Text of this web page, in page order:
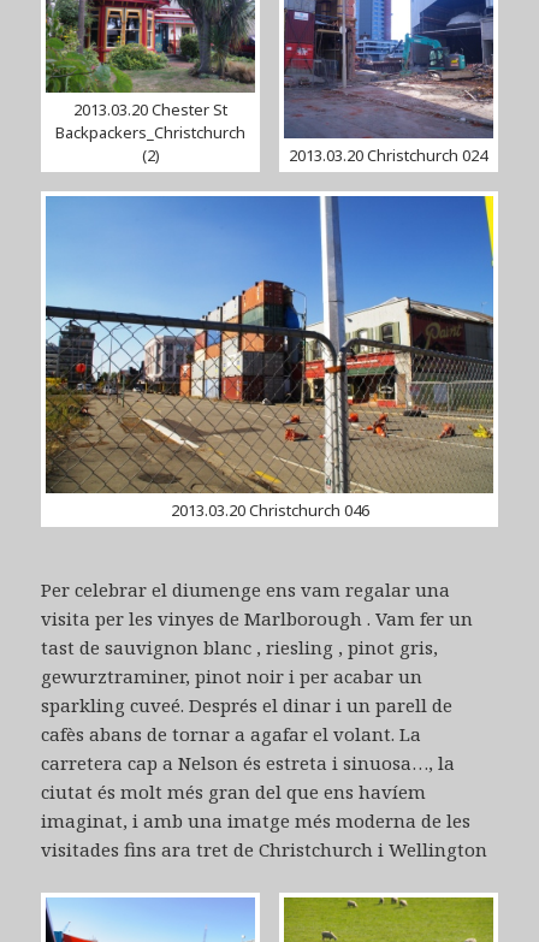
2013.03.20 Chester St
Backpackers_Christchurch
(2)
2013.03.20 Christchurch 024
2013.03.20 Christchurch 046
Per celebrar el diumenge ens vam regalar una
visita per les vinyes de Marlborough . Vam fer un
tast de sauvignon blanc , riesling , pinot gris,
gewurztraminer, pinot noir i per acabar un
sparkling cuveé. Després el dinar i un parell de
cafès abans de tornar a agafar el volant. La
carretera cap a Nelson és estreta i sinuosa…, la
ciutat és molt més gran del que ens havíem
imaginat, i amb una imatge més moderna de les
visitades fins ara tret de Christchurch i Wellington